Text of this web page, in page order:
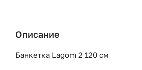
Описание
Банкетка Lagom 2 120 см